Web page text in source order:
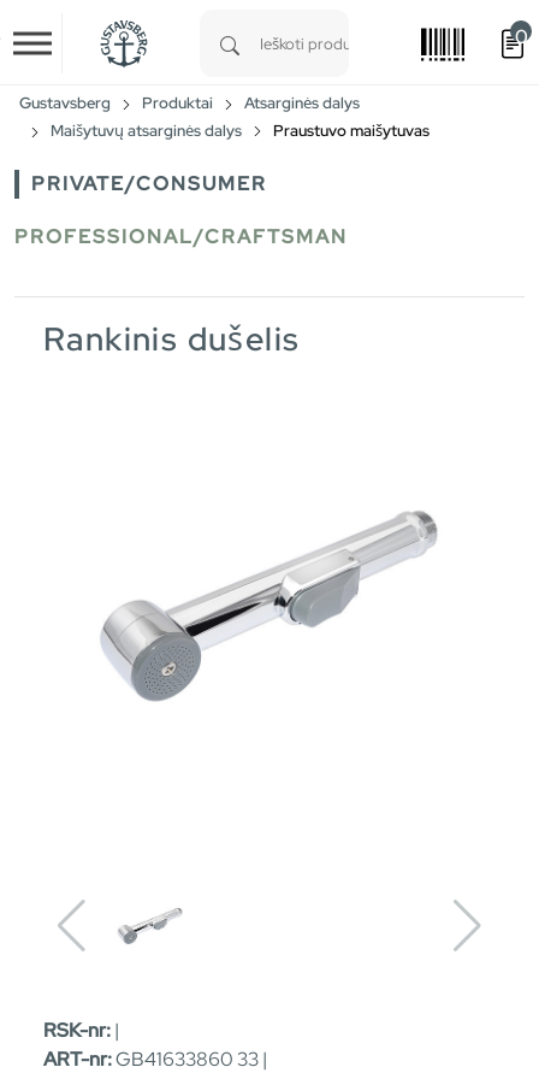
Skip to main content
0
Gustavsberg Produktai
Atsarginės dalys
Maišytuvų atsarginės dalys
Praustuvo maišytuvas
PRIVATE/CONSUMER
PROFESSIONAL/CRAFTSMAN
Rankinis dušelis
RSK-nr:|
ART-nr:GB41633860 33 |